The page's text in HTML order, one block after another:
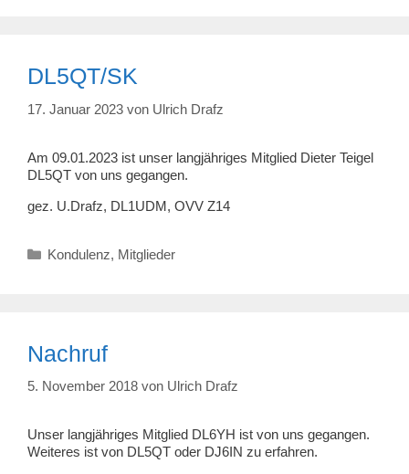
DL5QT/SK
17. Januar 2023 von Ulrich Drafz
Am 09.01.2023 ist unser langjähriges Mitglied Dieter Teigel
DL5QT von uns gegangen.
gez. U.Drafz, DL1UDM, OVV Z14
Kategorien
Kondulenz, Mitglieder
Nachruf
5. November 2018 von Ulrich Drafz
Unser langjähriges Mitglied DL6YH ist von uns gegangen.
Weiteres ist von DL5QT oder DJ6IN zu erfahren.